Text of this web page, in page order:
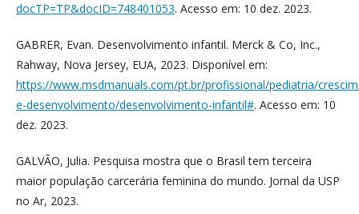
docTP=TP&docID=748401053. Acesso em: 10 dez. 2023.
GABRER, Evan. Desenvolvimento infantil. Merck & Co, Inc.,
Rahway, Nova Jersey, EUA, 2023. Disponível em:
https://www.msdmanuals.com/pt.br/profissional/pediatria/
e-desenvolvimento/desenvolvimento-infantil#. Acesso em: 10
dez. 2023.
GALVÃO, Julia. Pesquisa mostra que o Brasil tem terceira
maior população carcerária feminina do mundo. Jornal da USP
no Ar, 2023.